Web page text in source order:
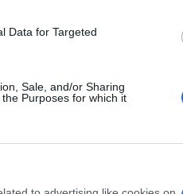
Data for Targeted
Sale, and/or Sharing
Purposes for which it
να επιλέξουν από
την κράτηση.
ημερομηνίες που